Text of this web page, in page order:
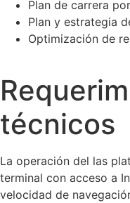
Plan de carrera
Plan y estrategia
Optimización de
técnicos
La operación del las
terminal con acceso a
velocidad de